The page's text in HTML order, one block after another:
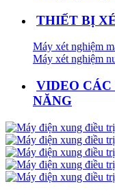
THIẾT BỊ
Máy xét nghiệm
Máy xét nghiệm
VIDEO
NĂNG